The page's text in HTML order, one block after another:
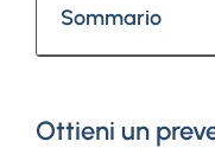
Sommario
Ottieni un